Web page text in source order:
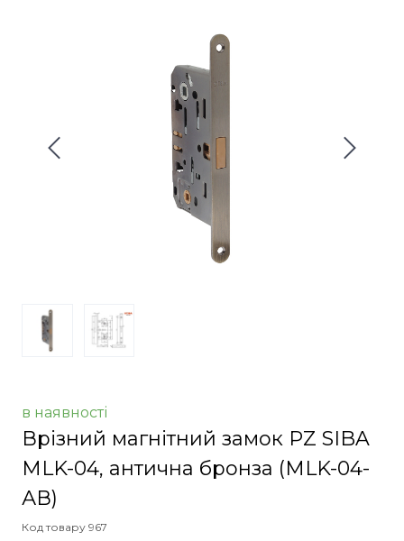
в наявності
Врізний магнітний замок PZ SIBA
MLK-04, антична бронза (MLK-04-
АВ)
Код товару 967